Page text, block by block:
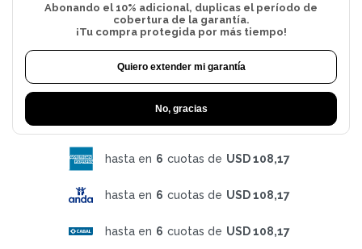
Abonando el 10% adicional, duplicas el período de
cobertura de la garantía.
¡Tu compra protegida por más tiempo!
Quiero extender mi garantía
No, gracias
hasta en 6 cuotas de USD 108,17
hasta en 6 cuotas de USD 108,17
hasta en 6 cuotas de USD 108,17